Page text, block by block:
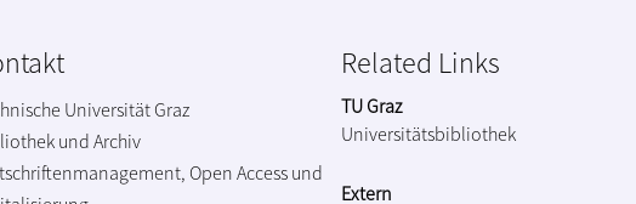
Universität Graz
und Archiv
Open Access und
Related Links
TU Graz
Universitätsbibliothek
Extern